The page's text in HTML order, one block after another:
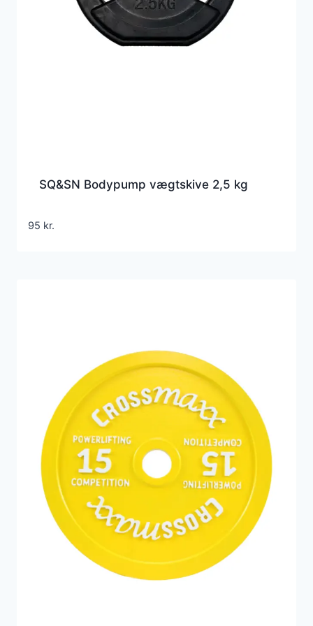
SQ&SN Bodypump vægtskive 2,5 kg
95 kr.